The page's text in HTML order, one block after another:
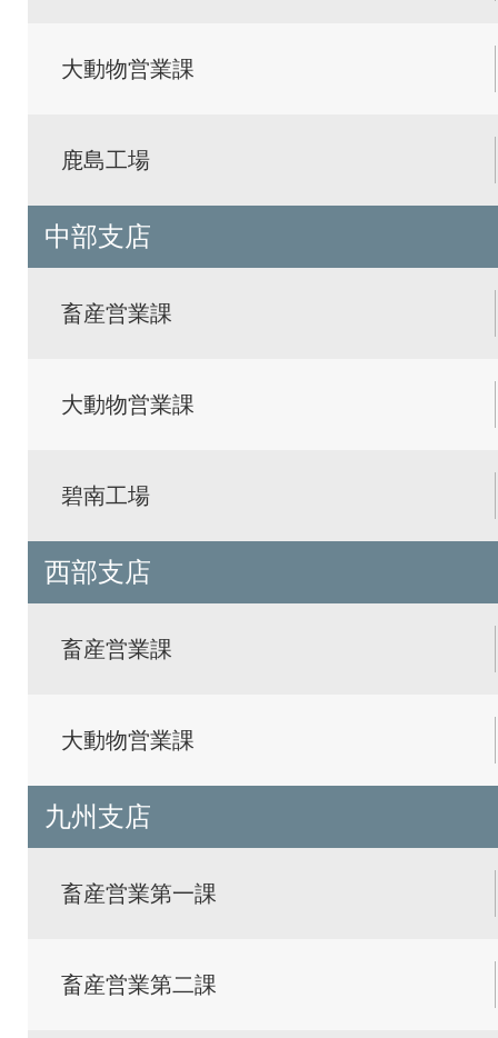
大動物営業課
鹿島工場
中部支店
畜産営業課
大動物営業課
碧南工場
西部支店
畜産営業課
大動物営業課
九州支店
畜産営業第一課
畜産営業第二課